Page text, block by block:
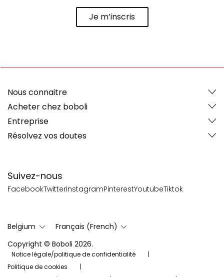
Je m’inscris
Suivez-nous
FacebookTwitterInstagramPinterestYoutubeTiktok
Nous connaitre
Acheter chez boboli
Entreprise
Résolvez vos doutes
Belgium
Français (French)
Copyright © Boboli 2026.
Notice légale/politique de confidentialité
Politique de cookies